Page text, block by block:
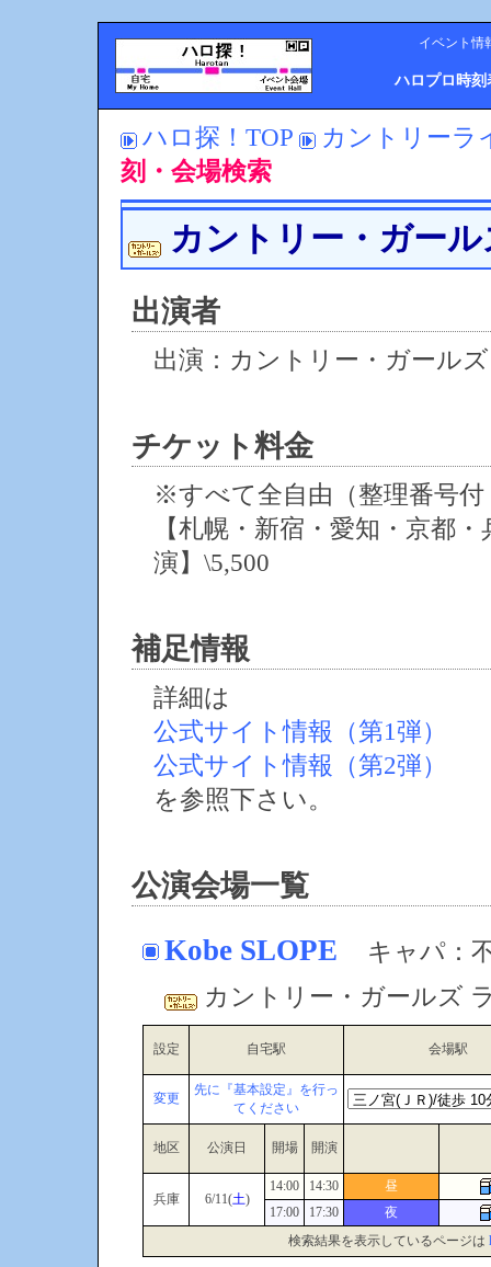
イベント情
ハロプロ時刻
ハロ探！TOP
カントリーラ
刻・会場検索
カントリー・ガー
出演者
出演：カントリー・ガールズ
チケット料金
※すべて全自由（整理番号
【札幌・新宿・愛知・京都
演】\5,500
補足情報
詳細は
公式サイト情報（第1弾）
公式サイト情報（第2弾）
を参照下さい。
公演会場一覧
Kobe SLOPE
キャパ：
カントリー・ガールズ
設定 自宅駅 会場駅
変更
先に『基本設定』を行っ
てください
地区 公演日 開場 開演
兵庫 6/11(土)
14:00 14:30
昼
17:00
17:30
夜
検索結果を表示しているページは